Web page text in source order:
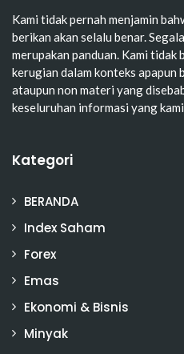
Kami tidak pernah menjamin
berikan akan selalu benar.
merupakan panduan. Kami
kerugian dalam konteks
ataupun non materi yang
keseluruhan informasi yang
Kategori
BERANDA
Index Saham
Forex
Emas
Ekonomi & Bisnis
Minyak